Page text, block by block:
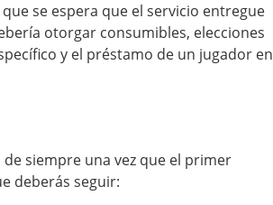
se espera que el servicio entregue
otorgar consumibles, elecciones
y el préstamo de un jugador en
siempre una vez que el primer
deberás seguir: